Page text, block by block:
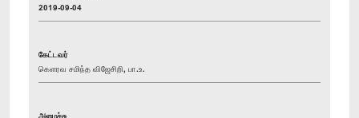
2019-09-04
கேட்டவர்
கௌரவ சமிந்த விஜேசிறி, பா.உ.
அமைச்சு